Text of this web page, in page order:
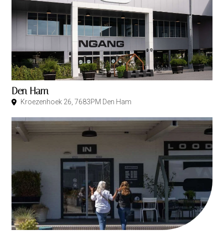
Den Ham
Kroezenhoek 26, 7683PM Den Ham